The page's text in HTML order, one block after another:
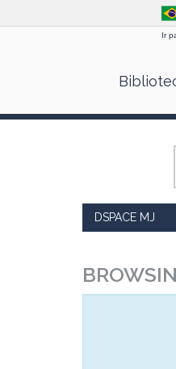
Ir
DSPACE MJ